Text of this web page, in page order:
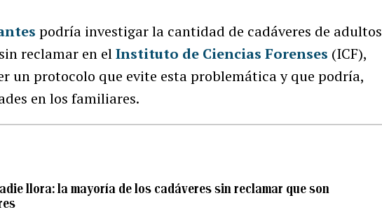
podría investigar la cantidad de cadáveres de adultos
reclamar en elInstituto de Ciencias Forenses (ICF),
un protocolo que evite esta problemática y que podría,
en los familiares.
llora: la mayoría de los cadáveres sin reclamar que son